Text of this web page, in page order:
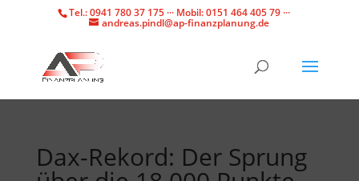
Tel.: 0941 780 37 175 ··· Mobil: 0151 464 405 79 ···
andreas.pindl@ap-finanzplanung.de
Dax-Rekord: Der Sprung